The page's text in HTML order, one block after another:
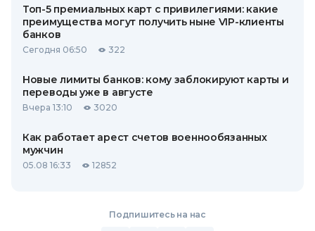
Топ-5 премиальных карт с привилегиями: какие
преимущества могут получить ныне VIP-клиенты
банков
Сегодня 06:50 322
Новые лимиты банков: кому заблокируют карты и
переводы уже в августе
Вчера 13:10 3020
Как работает арест счетов военнообязанных
мужчин
05.08 16:33 12852
Подпишитесь на нас